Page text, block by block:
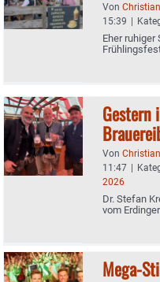
Von
15:39 |
Eher
Gestern
Von
11:47 |
2026
Dr. Stefan
vom
Mega-